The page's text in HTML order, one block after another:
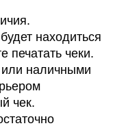
находиться
чеки.
или наличными
чек.